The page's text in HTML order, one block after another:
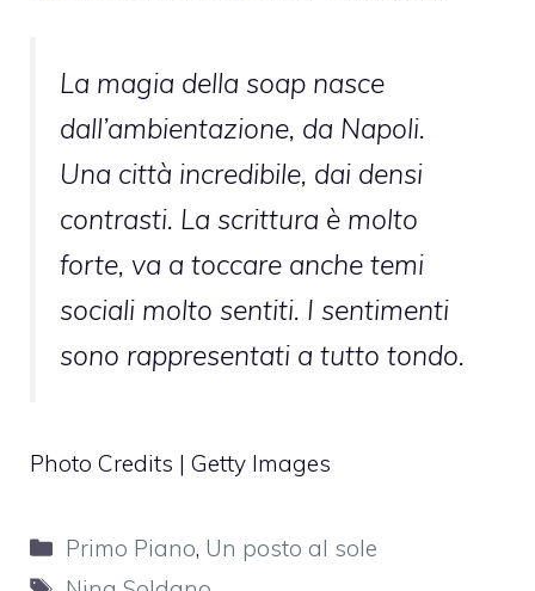
La magia della soap nasce
dall’ambientazione, da Napoli.
Una città incredibile, dai densi
contrasti. La scrittura è molto
forte, va a toccare anche temi
sociali molto sentiti. I sentimenti
sono rappresentati a tutto tondo.
Photo Credits | Getty Images
Categorie
Primo Piano, Un posto al sole
Tag